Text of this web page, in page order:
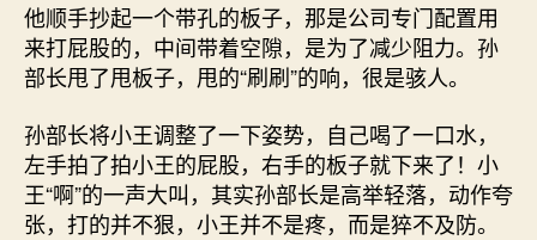
他顺手抄起一个带孔的板子，那是公司专门配置用
来打屁股的，中间带着空隙，是为了减少阻力。孙
部长甩了甩板子，甩的“刷刷”的响，很是骇人。
孙部长将小王调整了一下姿势，自己喝了一口水，
左手拍了拍小王的屁股，右手的板子就下来了！小
王“啊”的一声大叫，其实孙部长是高举轻落，动作夸
张，打的并不狠，小王并不是疼，而是猝不及防。